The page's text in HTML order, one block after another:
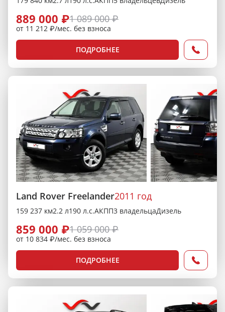
889 000 ₽1 089 000 ₽
от 11 212 ₽/мес. без взноса
ПОДРОБНЕЕ
Land Rover Freelander2011 год
159 237 км2.2 л190 л.с.АКПП3 владельцаДизель
859 000 ₽1 059 000 ₽
от 10 834 ₽/мес. без взноса
ПОДРОБНЕЕ